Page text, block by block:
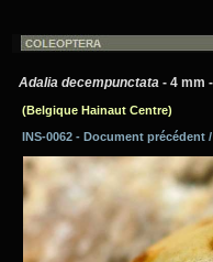
Adalia decempunctata - 4 mm
(Belgique Hainaut Centre)
INS-0062 - Document